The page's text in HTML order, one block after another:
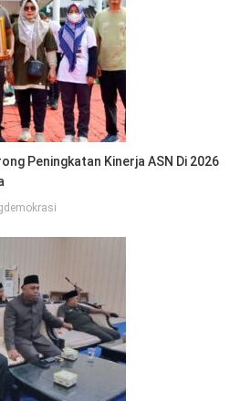
Peningkatan Kinerja ASN Di 2026